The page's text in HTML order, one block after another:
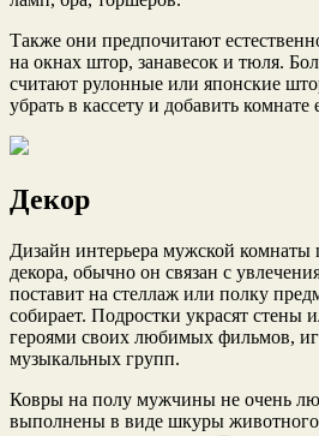
Также они предпочитают
на окнах штор, занавесок и тюля.
считают рулонные или японские
убрать в кассету и добавить комнате
Декор
Дизайн интерьера мужской
декора, обычно он связан с
поставит на стеллаж или полку
собирает. Подростки украсят стены
героями своих любимых фильмов,
музыкальных групп.
Ковры на полу мужчины не очень
выполнены в виде шкуры животного,